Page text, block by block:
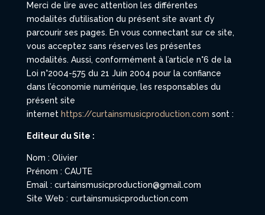
Merci de lire avec attention les différentes
modalités d’utilisation du présent site avant d’y
parcourir ses pages. En vous connectant sur ce site,
vous acceptez sans réserves les présentes
modalités. Aussi, conformément à l’article n°6 de la
Loi n°2004-575 du 21 Juin 2004 pour la confiance
dans l’économie numérique, les responsables du
présent site
internet https://curtainsmusicproduction.com sont :
Editeur du Site :
Nom : Olivier
Prénom : CAUTE
Email : curtainsmusicproduction@gmail.com
Site Web : curtainsmusicproduction.com